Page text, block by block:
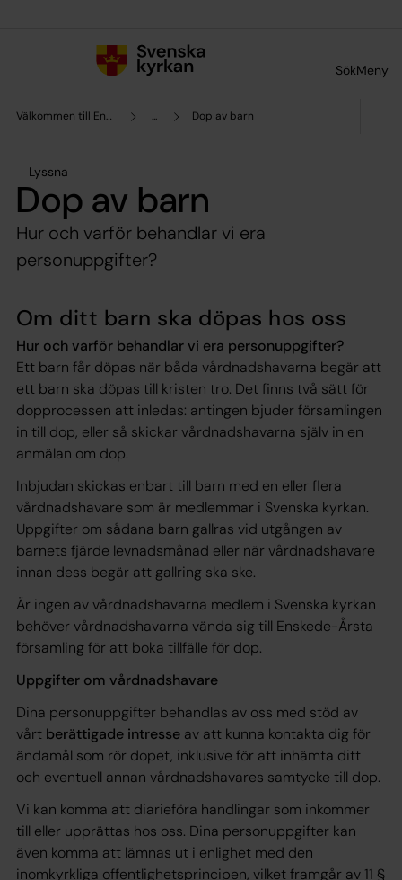
SökMeny
Välkommen till Enskede-Årsta församling ... Dop av barn
Lyssna
Dop av barn
Hur och varför behandlar vi era
personuppgifter?
Om ditt barn ska döpas hos oss
Hur och varför behandlar vi era personuppgifter?
Ett barn får döpas när båda vårdnadshavarna begär att
ett barn ska döpas till kristen tro. Det finns två sätt för
dopprocessen att inledas: antingen bjuder församlingen
in till dop, eller så skickar vårdnadshavarna själv in en
anmälan om dop.
Inbjudan skickas enbart till barn med en eller flera
vårdnadshavare som är medlemmar i Svenska kyrkan.
Uppgifter om sådana barn gallras vid utgången av
barnets fjärde levnadsmånad eller när vårdnadshavare
innan dess begär att gallring ska ske.
Är ingen av vårdnadshavarna medlem i Svenska kyrkan
behöver vårdnadshavarna vända sig till Enskede-Årsta
församling för att boka tillfälle för dop.
Uppgifter om vårdnadshavare
Dina personuppgifter behandlas av oss med stöd av
vårt berättigade intresse av att kunna kontakta dig för
ändamål som rör dopet, inklusive för att inhämta ditt
och eventuell annan vårdnadshavares samtycke till dop.
Vi kan komma att diarieföra handlingar som inkommer
till eller upprättas hos oss. Dina personuppgifter kan
även komma att lämnas ut i enlighet med den
inomkyrkliga offentlighetsprincipen, vilket framgår av 11 §